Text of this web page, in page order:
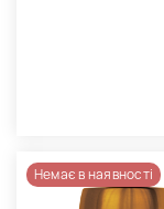
Немає в наявності